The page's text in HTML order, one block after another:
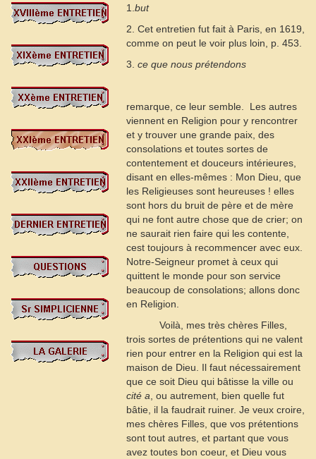
1. but
2. Cet entretien fut fait à Paris, en 1619,
comme on peut le voir plus loin, p. 453.
3. ce que nous prétendons
remarque, ce leur semble.  Les autres
viennent en Religion pour y rencontrer
et y trouver une grande paix, des
consolations et toutes sortes de
contentement et douceurs intérieures,
disant en elles-mêmes : Mon Dieu, que
les Religieuses sont heureuses ! elles
sont hors du bruit de père et de mère
qui ne font autre chose que de crier; on
ne saurait rien faire qui les contente,
cest toujours à recommencer avec eux.
Notre-Seigneur promet à ceux qui
quittent le monde pour son service
beaucoup de consolations; allons donc
en Religion.
Voilà, mes très chères Filles,
trois sortes de prétentions qui ne valent
rien pour entrer en la Religion qui est la
maison de Dieu. Il faut nécessairement
que ce soit Dieu qui bâtisse la ville ou
cité a , ou autrement, bien quelle fut
bâtie, il la faudrait ruiner. Je veux croire,
mes chères Filles, que vos prétentions
sont tout autres, et partant que vous
avez toutes bon coeur, et Dieu vous